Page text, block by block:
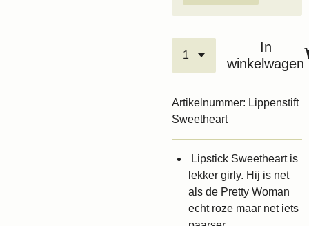
In
winkelwagen
Artikelnummer: Lippenstift
Sweetheart
Lipstick Sweetheart is
lekker girly. Hij is net
als de Pretty Woman
echt roze maar net iets